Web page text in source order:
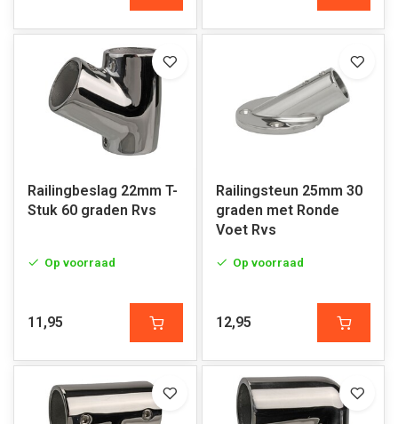
Railingbeslag 22mm T-
Stuk 60 graden Rvs
Op voorraad
11,95
Railingsteun 25mm 30
graden met Ronde
Voet Rvs
Op voorraad
12,95